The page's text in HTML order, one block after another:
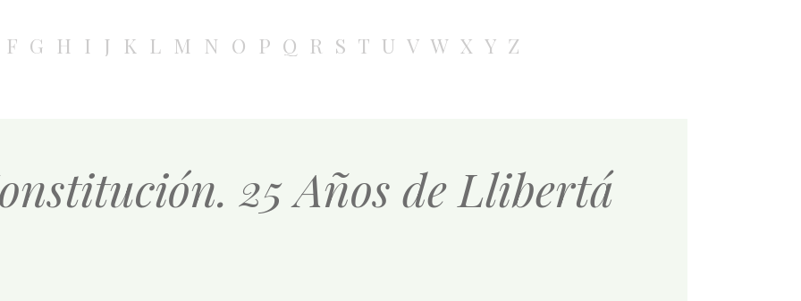
F G H I J K L M N O P Q R S T U V W X Y Z
25 Años de Llibertá